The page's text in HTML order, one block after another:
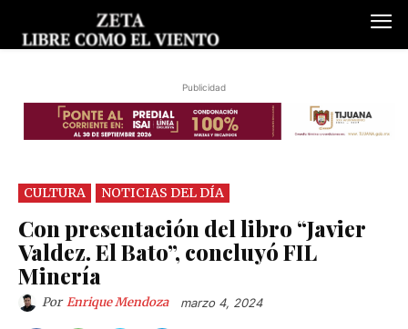
Publicidad
CULTURA NOTICIAS DEL DÍA
Con presentación del libro “Javier
Valdez. El Bato”, concluyó FIL
Minería
Por Enrique Mendoza marzo 4, 2024